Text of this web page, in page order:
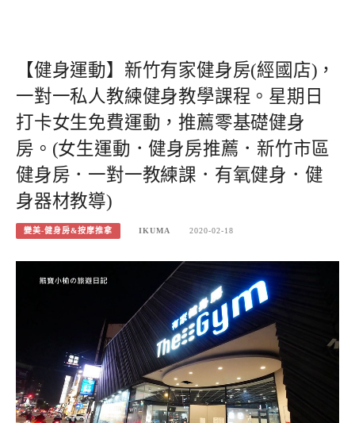
【健身運動】新竹有家健身房(經國店)，
一對一私人教練健身教學課程。星期日
打卡女生免費運動，推薦零基礎健身
房。(女生運動．健身房推薦．新竹市區
健身房．一對一教練課．有氧健身．健
身器材教導)
變美-健身房&按摩推拿 IKUMA 2020-02-18